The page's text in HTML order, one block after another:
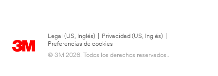
Legal (US, Inglés) Privacidad (US, Inglés)
Preferencias de cookies
© 3M 2026. Todos los derechos reservados..